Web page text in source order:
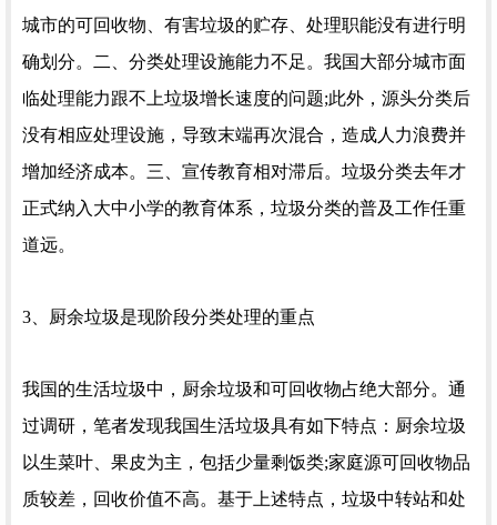
城市的可回收物、有害垃圾的贮存、处理职能没有进行明
确划分。二、分类处理设施能力不足。我国大部分城市面
临处理能力跟不上垃圾增长速度的问题;此外，源头分类后
没有相应处理设施，导致末端再次混合，造成人力浪费并
增加经济成本。三、宣传教育相对滞后。垃圾分类去年才
正式纳入大中小学的教育体系，垃圾分类的普及工作任重
道远。
3、厨余垃圾是现阶段分类处理的重点
我国的生活垃圾中，厨余垃圾和可回收物占绝大部分。通
过调研，笔者发现我国生活垃圾具有如下特点：厨余垃圾
以生菜叶、果皮为主，包括少量剩饭类;家庭源可回收物品
质较差，回收价值不高。基于上述特点，垃圾中转站和处